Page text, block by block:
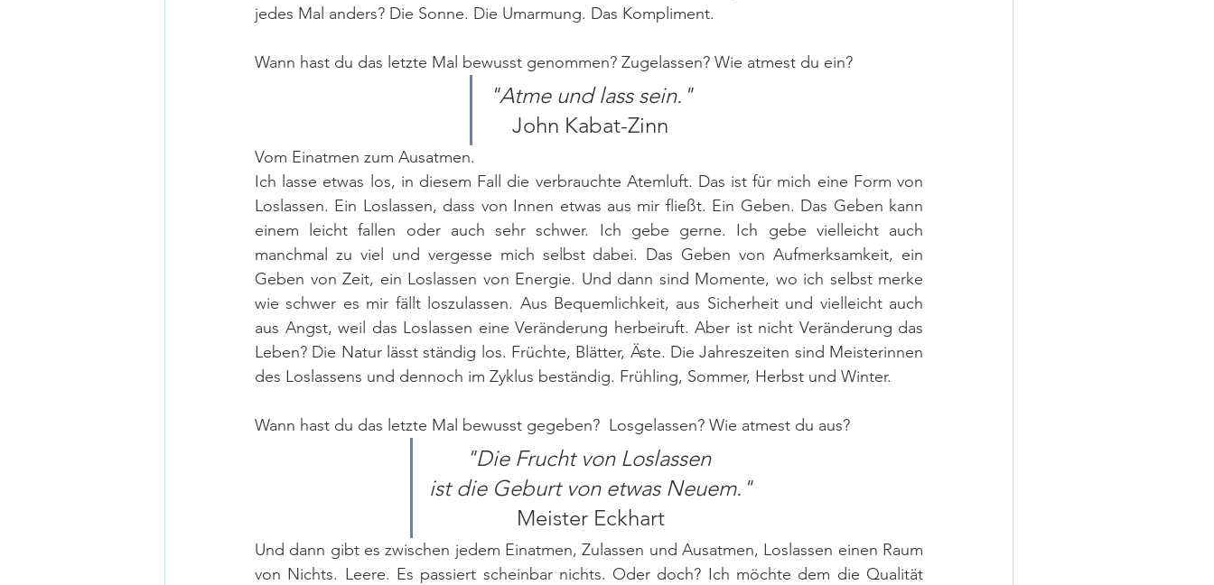
jedes Mal anders? Die Sonne. Die Umarmung. Das Kompliment.
Wann hast du das letzte Mal bewusst genommen? Zugelassen? Wie atmest du ein?
"Atme und lass sein."
John Kabat-Zinn
Vom Einatmen zum Ausatmen.
Ich lasse etwas los, in diesem Fall die verbrauchte Atemluft. Das ist für mich eine Form von
Loslassen. Ein Loslassen, dass von Innen etwas aus mir fließt. Ein Geben. Das Geben kann
einem leicht fallen oder auch sehr schwer. Ich gebe gerne. Ich gebe vielleicht auch
manchmal zu viel und vergesse mich selbst dabei. Das Geben von Aufmerksamkeit, ein
Geben von Zeit, ein Loslassen von Energie. Und dann sind Momente, wo ich selbst merke
wie schwer es mir fällt loszulassen. Aus Bequemlichkeit, aus Sicherheit und vielleicht auch
aus Angst, weil das Loslassen eine Veränderung herbeiruft. Aber ist nicht Veränderung das
Leben? Die Natur lässt ständig los. Früchte, Blätter, Äste. Die Jahreszeiten sind Meisterinnen
des Loslassens und dennoch im Zyklus beständig. Frühling, Sommer, Herbst und Winter.
Wann hast du das letzte Mal bewusst gegeben?  Losgelassen? Wie atmest du aus?
"Die Frucht von Loslassen
ist die Geburt von etwas Neuem."
Meister Eckhart
Und dann gibt es zwischen jedem Einatmen, Zulassen und Ausatmen, Loslassen einen Raum
von Nichts. Leere. Es passiert scheinbar nichts. Oder doch? Ich möchte dem die Qualität